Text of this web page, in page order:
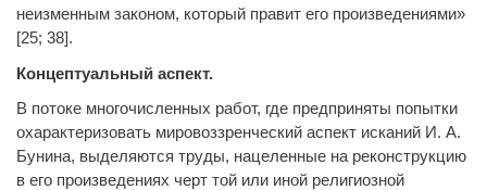
неизменным законом, который правит его произведениями»
[25; 38].
Концептуальный аспект.
В потоке многочисленных работ, где предприняты попытки
охарактеризовать мировоззренческий аспект исканий И. А.
Бунина, выделяются труды, нацеленные на реконструкцию
в его произведениях черт той или иной религиозной